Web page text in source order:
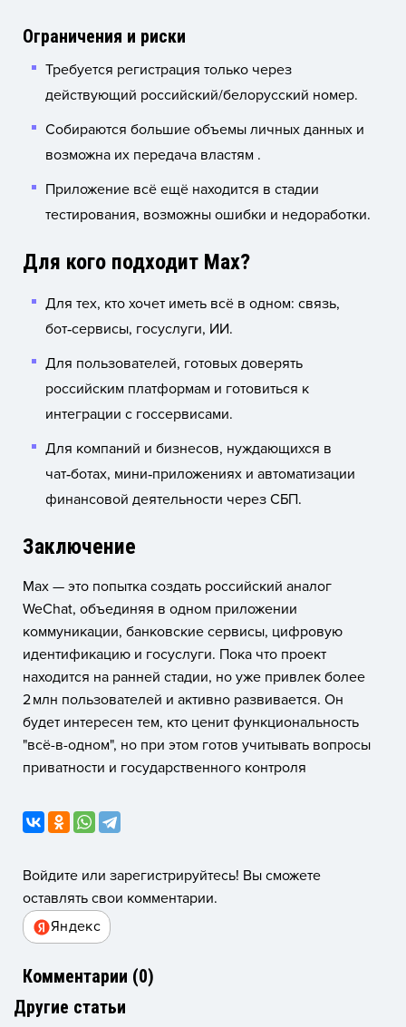
Ограничения и риски
Требуется регистрация только через
действующий российский/белорусский номер.
Собираются большие объемы личных данных и
возможна их передача властям .
Приложение всё ещё находится в стадии
тестирования, возможны ошибки и недоработки.
Для кого подходит Max?
Для тех, кто хочет иметь всё в одном: связь,
бот‑сервисы, госуслуги, ИИ.
Для пользователей, готовых доверять
российским платформам и готовиться к
интеграции с госсервисами.
Для компаний и бизнесов, нуждающихся в
чат‑ботах, мини‑приложениях и автоматизации
финансовой деятельности через СБП.
Заключение
Max — это попытка создать российский аналог
WeChat, объединяя в одном приложении
коммуникации, банковские сервисы, цифровую
идентификацию и госуслуги. Пока что проект
находится на ранней стадии, но уже привлек более
2 млн пользователей и активно развивается. Он
будет интересен тем, кто ценит функциональность
"всё-в-одном", но при этом готов учитывать вопросы
приватности и государственного контроля
Войдите или зарегистрируйтесь! Вы сможете
оставлять свои комментарии.
Яндекс
Комментарии (0)
Другие статьи